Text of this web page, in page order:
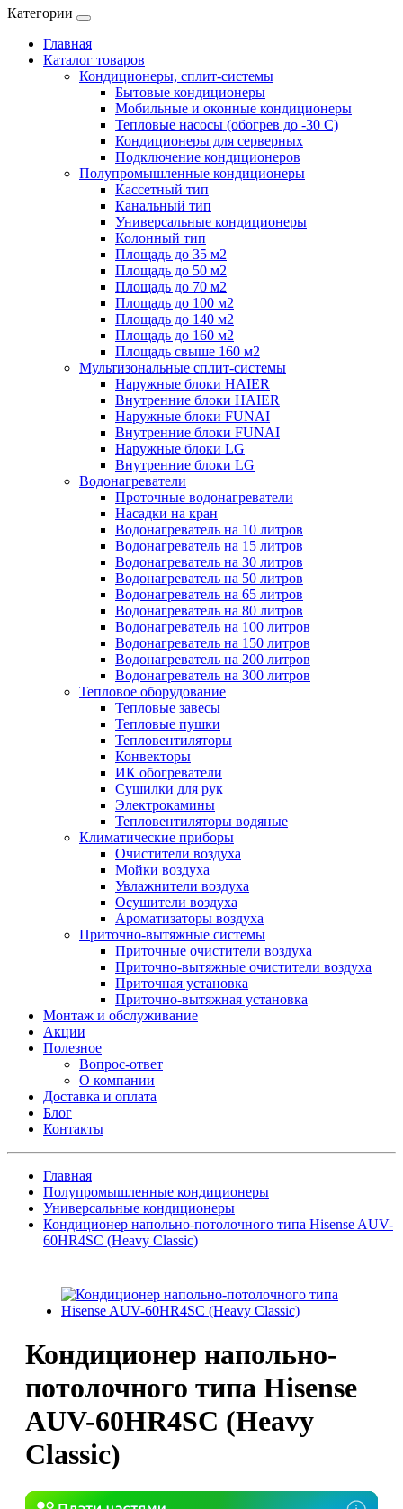
Категории
Главная
Каталог товаров
Кондиционеры, сплит-системы
Бытовые кондиционеры
Мобильные и оконные кондиционеры
Тепловые насосы (обогрев до -30 C)
Кондиционеры для серверных
Подключение кондиционеров
Полупромышленные кондиционеры
Кассетный тип
Канальный тип
Универсальные кондиционеры
Колонный тип
Площадь до 35 м2
Площадь до 50 м2
Площадь до 70 м2
Площадь до 100 м2
Площадь до 140 м2
Площадь до 160 м2
Площадь свыше 160 м2
Мультизональные сплит-системы
Наружные блоки HAIER
Внутренние блоки HAIER
Hаружные блоки FUNAI
Внутренние блоки FUNAI
Наружные блоки LG
Внутренние блоки LG
Водонагреватели
Проточные водонагреватели
Наcадки на кран
Водонагреватель на 10 литров
Водонагреватель на 15 литров
Водонагреватель на 30 литров
Водонагреватель на 50 литров
Водонагреватель на 65 литров
Водонагреватель на 80 литров
Водонагреватель на 100 литров
Водонагреватель на 150 литров
Водонагреватель на 200 литров
Водонагреватель на 300 литров
Тепловое оборудование
Тепловые завесы
Тепловые пушки
Тепловентиляторы
Конвекторы
ИК обогреватели
Сушилки для рук
Электрокамины
Тепловентиляторы водяные
Климатические приборы
Очистители воздуха
Мойки воздуха
Увлажнители воздуха
Осушители воздуха
Ароматизаторы воздуха
Приточно-вытяжные системы
Приточные очистители воздуха
Приточно-вытяжные очистители воздуха
Приточная установка
Приточно-вытяжная установка
Монтаж и обслуживание
Акции
Полезное
Вопрос-ответ
О компании
Доставка и оплата
Блог
Контакты
Главная
Полупромышленные кондиционеры
Универсальные кондиционеры
Кондиционер напольно-потолочного типа Hisense AUV-
60HR4SC (Heavy Classic)
Кондиционер напольно-
потолочного типа Hisense
AUV-60HR4SC (Heavy
Classic)